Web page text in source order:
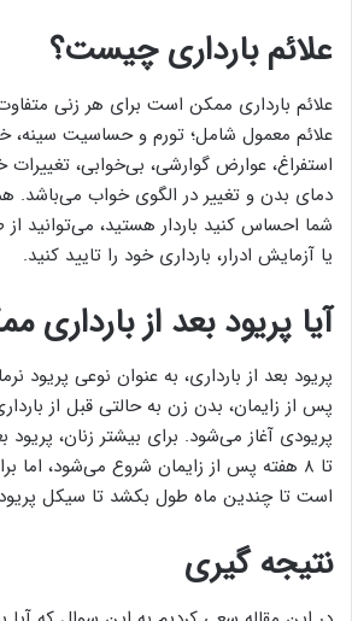
علائم بارداری چیست؟
علائم بارداری ممکن است برای هر زنی
علائم معمول شامل؛ تورم و حساسیت سینه،
استفراغ، عوارض گوارشی، بی‌خوابی،
دمای بدن و تغییر در الگوی خواب می‌باشد.
شما احساس کنید باردار هستید، می‌توانید
یا آزمایش ادرار، بارداری خود را تایید کنید.
آیا پریود بعد از
پریود بعد از بارداری، به عنوان نوعی پریود
پس از زایمان، بدن زن به حالتی قبل از
تا ۸ هفته پس از زایمان شروع می‌شود، اما
است تا چندین ماه طول بکشد تا سیکل
نتیجه گیری